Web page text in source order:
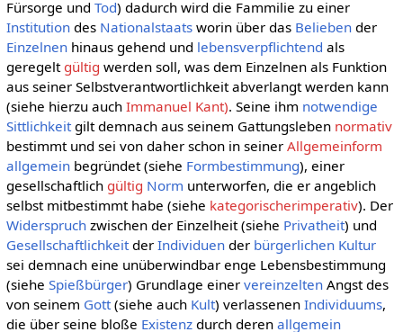
Fürsorge und Tod) dadurch wird die Fammilie zu einer
Institutiondes Nationalstaatsworin über das Beliebender
Einzelnenhinaus gehend und lebensverpflichtend als
geregelt gültig werden soll, was dem Einzelnen als Funktion
aus seiner Selbstverantwortlichkeit abverlangt werden kann
(siehe hierzu auch Immanuel Kant). Seine ihm notwendige
Sittlichkeitgilt demnach aus seinem Gattungsleben normativ
bestimmt und sei von daher schon in seiner Allgemeinform
allgemeinbegründet (siehe Formbestimmung), einer
gesellschaftlich gültig Norm unterworfen, die er angeblich
selbst mitbestimmt habe (siehe kategorischerimperativ). Der
Widerspruchzwischen der Einzelheit (siehe Privatheit) und
Gesellschaftlichkeitder Individuender bürgerlichen Kultur
sei demnach eine unüberwindbar enge Lebensbestimmung
(siehe Spießbürger) Grundlage einer vereinzeltenAngst des
von seinem Gott(siehe auch Kult) verlassenen Individuums,
die über seine bloße Existenzdurch deren allgemein